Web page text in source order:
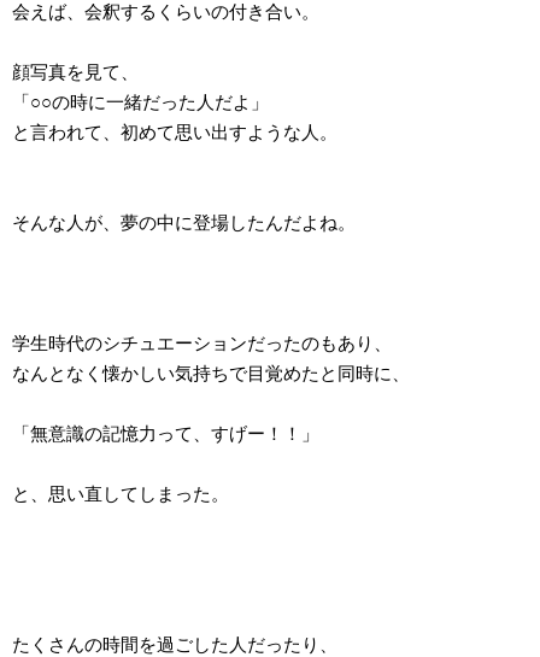
会えば、会釈するくらいの付き合い。
顔写真を見て、
「○○の時に一緒だった人だよ」
と言われて、初めて思い出すような人。
そんな人が、夢の中に登場したんだよね。
学生時代のシチュエーションだったのもあり、
なんとなく懐かしい気持ちで目覚めたと同時に、
「無意識の記憶力って、すげー！！」
と、思い直してしまった。
たくさんの時間を過ごした人だったり、